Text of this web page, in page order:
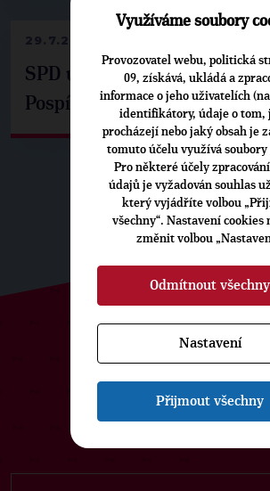
29.7.2026
SPD už není ve zprávě o
Pospíšil: Je tu pachuť
ODEBÍREJTE NÁŠ
Využíváme soubory
Provozovatel webu, politická
09, získává, ukládá a
informace o jeho uživatelích
identifikátory, údaje o tom,
procházejí nebo jaký obsah je
tomuto účelu využívá soubory
Pro některé účely
údajů je vyžadován souhlas
který vyjádříte volbou
všechny“. Nastavení cookies
změnit volbou
Odmítnout všechny
Nastavení
Přijmout všechny